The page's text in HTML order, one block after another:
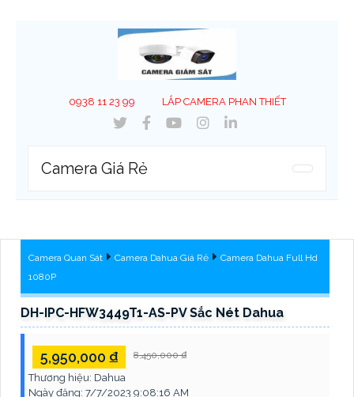
0938 11 23 99 LẮP CAMERA PHAN THIẾT
Camera Giá Rẻ
Camera Quan Sát Camera Dahua Giá Rẻ
Camera Dahua Full Hd
1080P
DH-IPC-HFW3449T1-AS-PV Sắc Nét Dahua
5,950,000 ₫ 8,450,000 ₫
Thương hiệu: Dahua
Ngày đăng: 7/7/2023 9:08:16 AM